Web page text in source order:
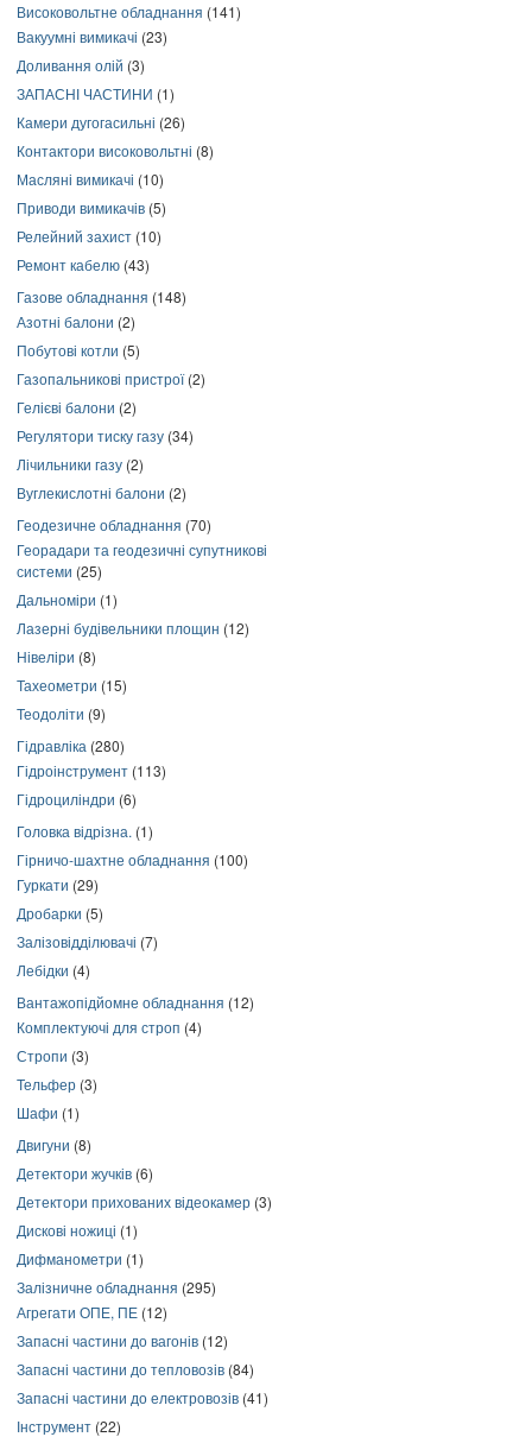
Високовольтне обладнання (141)
Вакуумні вимикачі (23)
Доливання олій (3)
ЗАПАСНІ ЧАСТИНИ (1)
Камери дугогасильні (26)
Контактори високовольтні (8)
Масляні вимикачі (10)
Приводи вимикачів (5)
Релейний захист (10)
Ремонт кабелю (43)
Газове обладнання (148)
Азотні балони (2)
Побутові котли (5)
Газопальникові пристрої(2)
Гелієві балони (2)
Регулятори тиску газу (34)
Лічильники газу (2)
Вуглекислотні балони (2)
Геодезичне обладнання (70)
Георадари та геодезичні супутникові
системи (25)
Дальноміри (1)
Лазерні будівельники площин (12)
Нівеліри (8)
Тахеометри (15)
Теодоліти (9)
Гідравліка (280)
Гідроінструмент (113)
Гідроциліндри (6)
Головка відрізна. (1)
Гірничо-шахтне обладнання (100)
Гуркати (29)
Дробарки (5)
Залізовідділювачі (7)
Лебідки (4)
Вантажопідйомне обладнання (12)
Комплектуючі для строп (4)
Стропи (3)
Тельфер (3)
Шафи (1)
Двигуни (8)
Детектори жучків (6)
Детектори прихованих відеокамер (3)
Дискові ножиці (1)
Дифманометри (1)
Залізничне обладнання (295)
Агрегати ОПЕ, ПЕ (12)
Запасні частини до вагонів (12)
Запасні частини до тепловозів (84)
Запасні частини до електровозів (41)
Інструмент (22)